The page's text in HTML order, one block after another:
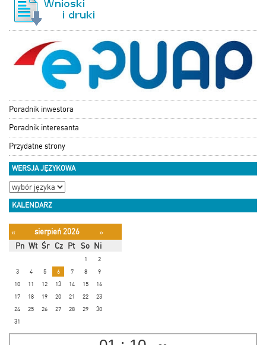
Poradnik inwestora
Poradnik interesanta
Przydatne strony
WERSJA JĘZYKOWA
KALENDARZ
« sierpień 2026
»
Pn Wt Śr Cz Pt So Ni
1
2
3
4 5 6 7 8
9
10
11 12 13 14 15
16
17
18 19 20 21 22
23
24
25 26 27 28 29
30
31